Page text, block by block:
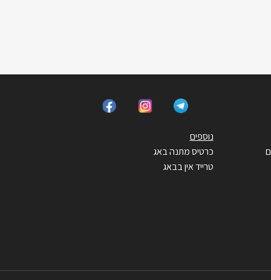
נוספים
כרטיס מתנה באג
טרייד אין בבאג